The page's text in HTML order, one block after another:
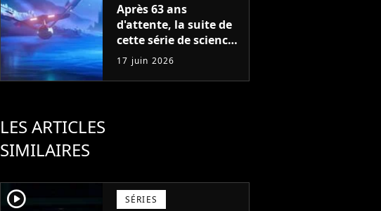
Après 63 ans
d'attente, la suite de
cette série de science-
fiction va enfin offrir
aux fans ce qu'ils
attendent
17 juin 2026
LES ARTICLES
SIMILAIRES
player2 SÉRIES